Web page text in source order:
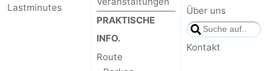
Lastminutes
PRAKTISCHE
INFO.
Route
Über uns
Kontakt